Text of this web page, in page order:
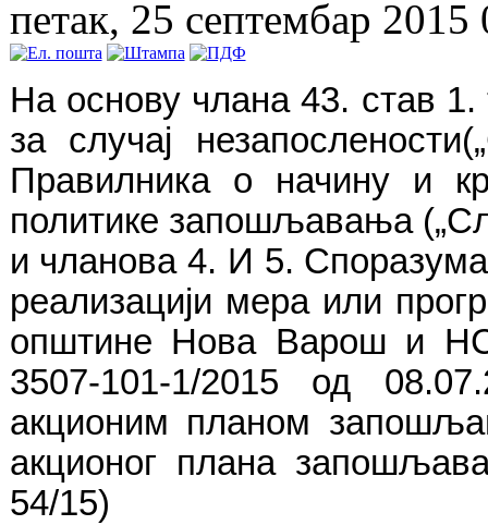
петак, 25 септембар 2015
На основу члана 43. став
за случај
Правилника о начину и
политике запошљавања
и чланова 4. И 5.
реализацији мера или
општине Нова Варош и
3507-101-1/2015 од
акционим планом
акционог плана
54/15)